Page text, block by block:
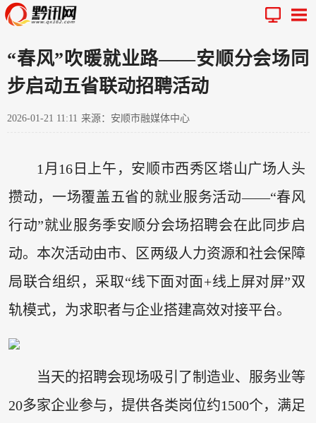
“春风”吹暖就业路——安顺分会场同
步启动五省联动招聘活动
2026-01-21 11:11 来源：安顺市融媒体中心
1月16日上午，安顺市西秀区塔山广场人头
攒动，一场覆盖五省的就业服务活动——“春风
行动”就业服务季安顺分会场招聘会在此同步启
动。本次活动由市、区两级人力资源和社会保障
局联合组织，采取“线下面对面+线上屏对屏”双
轨模式，为求职者与企业搭建高效对接平台。
当天的招聘会现场吸引了制造业、服务业等
20多家企业参与，提供各类岗位约1500个，满足